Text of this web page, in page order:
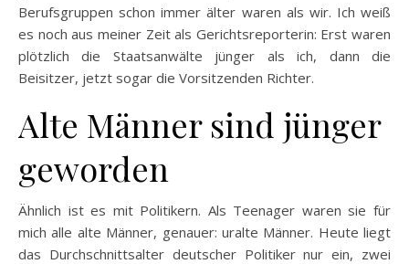
Berufsgruppen schon immer älter waren als wir. Ich weiß
es noch aus meiner Zeit als Gerichtsreporterin: Erst waren
plötzlich die Staatsanwälte jünger als ich, dann die
Beisitzer, jetzt sogar die Vorsitzenden Richter.
Alte Männer sind jünger
geworden
Ähnlich ist es mit Politikern. Als Teenager waren sie für
mich alle alte Männer, genauer: uralte Männer. Heute liegt
das Durchschnittsalter deutscher Politiker nur ein, zwei